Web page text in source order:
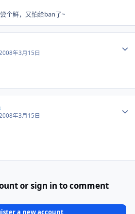
个鲜，又怕给ban了~
年3月15日
年3月15日
or sign in to comment
a new account